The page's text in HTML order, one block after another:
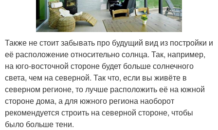
Также не стоит забывать про будущий вид из постройки и
её расположение относительно солнца. Так, например,
на юго-восточной стороне будет больше солнечного
света, чем на северной. Так что, если вы живёте в
северном регионе, то лучше расположить её на южной
стороне дома, а для южного региона наоборот
рекомендуется строить на северной стороне, чтобы
было больше тени.